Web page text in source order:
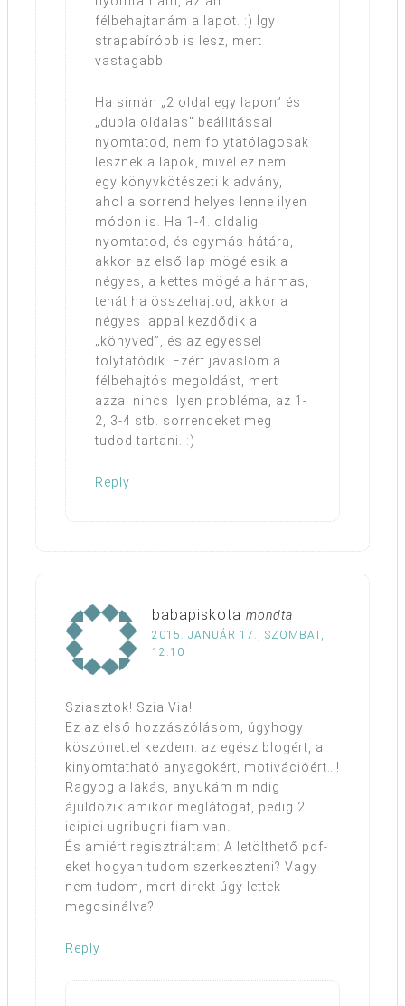
félbehajtanám a lapot. :) Így
strapabíróbb is lesz, mert
vastagabb.
Ha simán „2 oldal egy lapon” és
„dupla oldalas” beállítással
nyomtatod, nem folytatólagosak
lesznek a lapok, mivel ez nem
egy könyvkötészeti kiadvány,
ahol a sorrend helyes lenne ilyen
módon is. Ha 1-4. oldalig
nyomtatod, és egymás hátára,
akkor az első lap mögé esik a
négyes, a kettes mögé a hármas,
tehát ha összehajtod, akkor a
négyes lappal kezdődik a
„könyved”, és az egyessel
folytatódik. Ezért javaslom a
félbehajtós megoldást, mert
azzal nincs ilyen probléma, az 1-
2, 3-4 stb. sorrendeket meg
tudod tartani. :)
Reply
babapiskota mondta
2015. JANUÁR 17., SZOMBAT,
12:10
Sziasztok! Szia Via!
Ez az első hozzászólásom, úgyhogy
köszönettel kezdem: az egész blogért, a
kinyomtatható anyagokért, motivációért…!
Ragyog a lakás, anyukám mindig
ájuldozik amikor meglátogat, pedig 2
icipici ugribugri fiam van.
És amiért regisztráltam: A letölthető pdf-
eket hogyan tudom szerkeszteni? Vagy
nem tudom, mert direkt úgy lettek
megcsinálva?
Reply